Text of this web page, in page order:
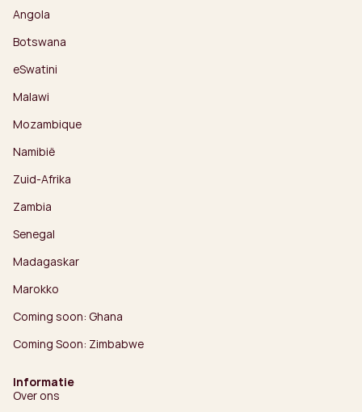
Angola
Botswana
eSwatini
Malawi
Mozambique
Namibië
Zuid-Afrika
Zambia
Senegal
Madagaskar
Marokko
Coming soon: Ghana
Coming Soon: Zimbabwe
Informatie
Over ons